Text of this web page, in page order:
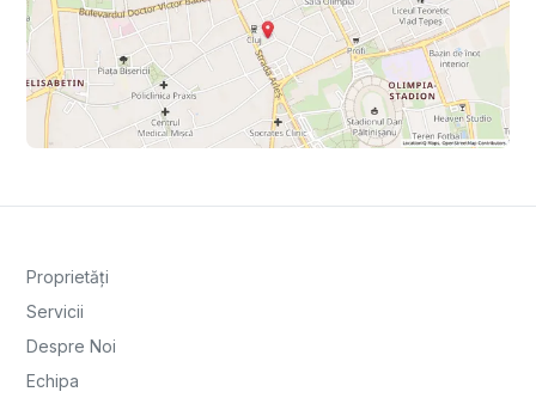
Proprietăți
Servicii
Despre Noi
Echipa